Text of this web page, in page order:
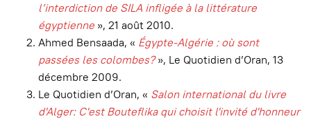
l’interdiction de SILA infligée à la littérature
égyptienne », 21 août 2010.
Ahmed Bensaada, « Égypte-Algérie : où sont
passées les colombes?», Le Quotidien d’Oran, 13
décembre 2009.
Le Quotidien d’Oran, « Salon international du livre
d'Alger: C'est Bouteflika qui choisit l'invité d'honneur